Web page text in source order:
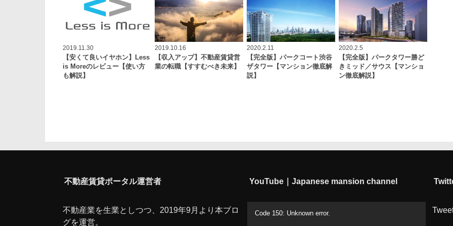
2019.11.30
【安くて良いイヤホン】Less
is Moreのレビュー【使い方
も解説】
2019.10.16
【収入アップ】不動産賃貸営
業の転職【すすむべき未来】
2020.2.11
【完全版】パークコート渋谷
ザタワー【マンション徹底解
説】
2020.2.5
【完全版】パークタワー勝ど
きミッド／サウス【マンショ
ン徹底解説】
不動産賃貸ポータル運営者
不動産業を生業としつつ、2019年9月より本ブロ
グを運営。
YouTube｜Japanese mansion channel
Code 150: Unknown error.